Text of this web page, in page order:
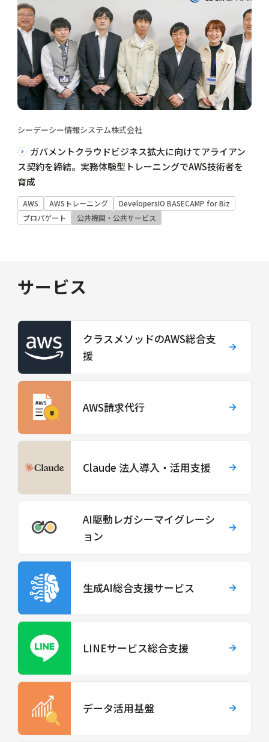
シーデーシー情報システム株式会社
ガバメントクラウドビジネス拡大に向けてアライアン
ス契約を締結。実務体験型トレーニングでAWS技術者を
育成
AWS AWSトレーニング
DevelopersIO BASECAMP for Biz
プロパゲート
公共機関・公共サービス
サービス
クラスメソッドのAWS総合支
援
AWS請求代行
Claude 法人導入・活用支援
AI駆動レガシーマイグレーシ
ョン
生成AI総合支援サービス
LINEサービス総合支援
データ活用基盤